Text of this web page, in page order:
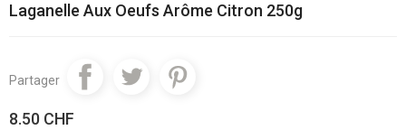
Laganelle Aux Oeufs Arôme Citron 250g
Partager
8.50 CHF